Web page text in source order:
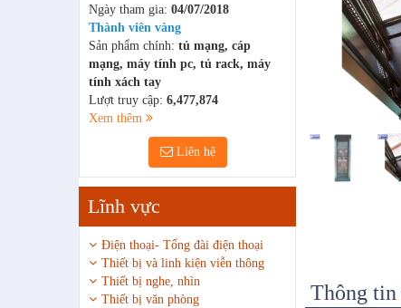
Ngày tham gia: 04/07/2018
Thành viên vàng
Sản phẩm chính: tủ mạng, cáp
mạng, máy tính pc, tủ rack, máy
tính xách tay
Lượt truy cập: 6,477,874
Xem thêm
Liên hệ
Lĩnh vực
Điện thoại- Tổng đài điện thoại
Thiết bị và linh kiện viễn thông
Thiết bị nghe, nhìn
Thiết bị văn phòng
Thông